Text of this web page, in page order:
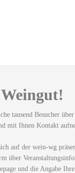
tausend Besucher
mit Ihnen Kontakt
auf der wein-wg
über
und die Angabe